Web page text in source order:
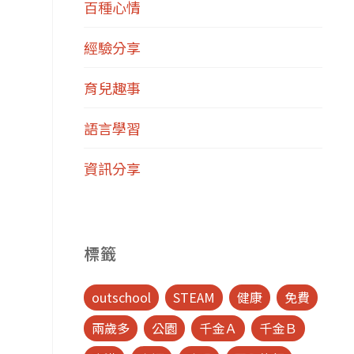
百種心情
經驗分享
育兒趣事
語言學習
資訊分享
標籤
outschool STEAM 健康
免費
兩歲多
公園 千金Ａ
千金Ｂ